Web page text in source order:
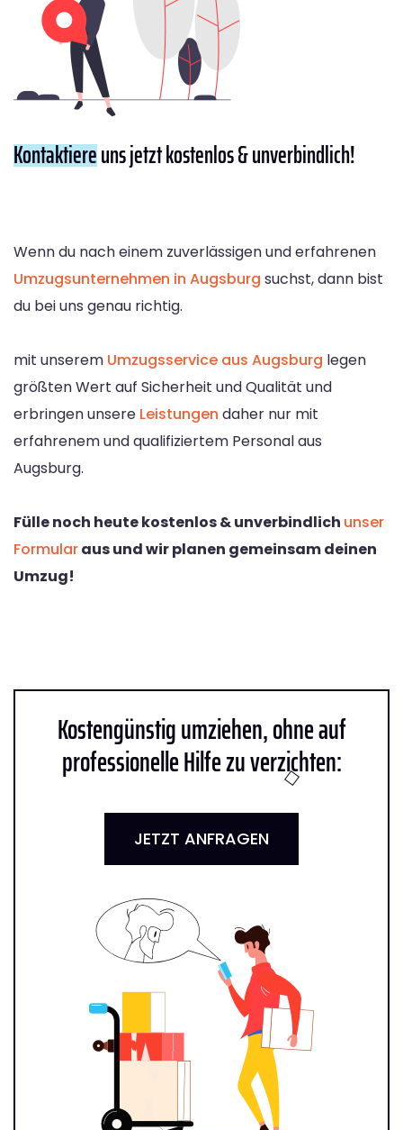
Kontaktiereuns jetzt kostenlos & unverbindlich!
Wenn du nach einem zuverlässigen und erfahrenen
Umzugsunternehmen in Augsburg suchst, dann bist
du bei uns genau richtig.
mit unserem Umzugsservice aus Augsburg legen
größten Wert auf Sicherheit und Qualität und
erbringen unsere Leistungen daher nur mit
erfahrenem und qualifiziertem Personal aus
Augsburg.
Fülle noch heute kostenlos & unverbindlich unser
Formularaus und wir planen gemeinsam deinen
Umzug!
Kostengünstig umziehen, ohne auf
professionelle Hilfe zu verzichten:
JETZT ANFRAGEN